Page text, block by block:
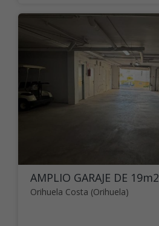
AMPLIO GARAJE DE 19m2
Orihuela Costa (Orihuela)